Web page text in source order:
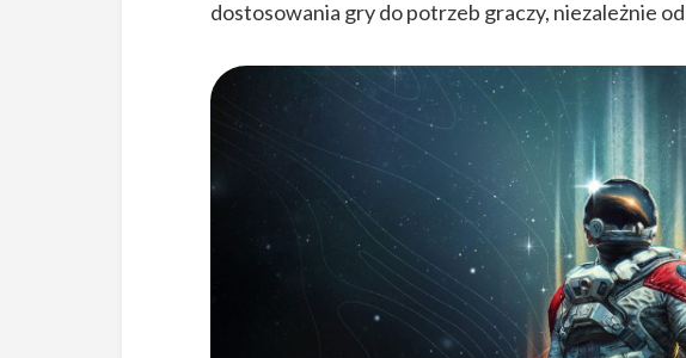
dostosowania gry do potrzeb graczy, niezależnie